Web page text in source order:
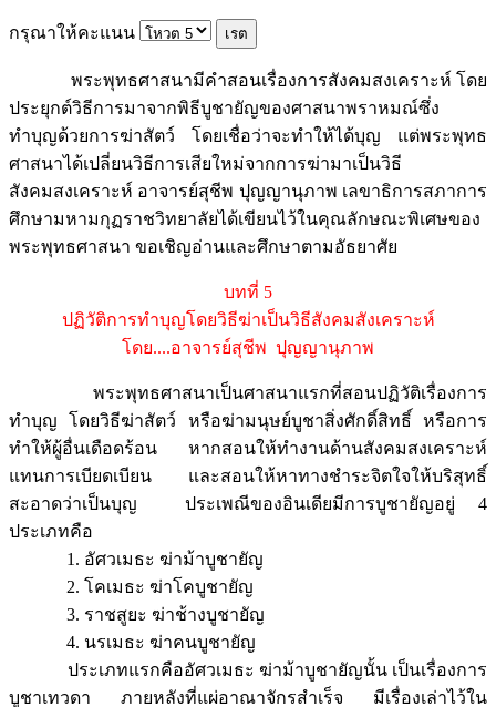
กรุณาให้คะแนน
พระพุทธศาสนามีคำสอนเรื่องการสังคมสงเคราะห์ โดย
ประยุกต์วิธีการมาจากพิธีบูชายัญของศาสนาพราหมณ์ซึ่ง
ทำบุญด้วยการฆ่าสัตว์ โดยเชื่อว่าจะทำให้ได้บุญ แต่พระพุทธ
ศาสนาได้เปลี่ยนวิธีการเสียใหม่จากการฆ่ามาเป็นวิธี
สังคมสงเคราะห์ อาจารย์สุชีพ ปุญญานุภาพ เลขาธิการสภาการ
ศึกษามหามกุฏราชวิทยาลัยได้เขียนไว้ในคุณลักษณะพิเศษของ
พระพุทธศาสนา ขอเชิญอ่านและศึกษาตามอัธยาศัย
บทที่ 5
ปฏิวัติการทำบุญโดยวิธีฆ่าเป็นวิธีสังคมสังเคราะห์
โดย....อาจารย์สุชีพ ปุญญานุภาพ
พระพุทธศาสนาเป็นศาสนาแรกที่สอนปฏิวัติเรื่องการ
ทำบุญ โดยวิธีฆ่าสัตว์ หรือฆ่ามนุษย์บูชาสิ่งศักดิ์สิทธิ์ หรือการ
ทำให้ผู้อื่นเดือดร้อน หากสอนให้ทำงานด้านสังคมสงเคราะห์
แทนการเบียดเบียน และสอนให้หาทางชำระจิตใจให้บริสุทธิ์
สะอาดว่าเป็นบุญ ประเพณีของอินเดียมีการบูชายัญอยู่ 4
ประเภทคือ
1. อัศวเมธะ ฆ่าม้าบูชายัญ
2. โคเมธะ ฆ่าโคบูชายัญ
3. ราชสูยะ ฆ่าช้างบูชายัญ
4. นรเมธะ ฆ่าคนบูชายัญ
ประเภทแรกคืออัศวเมธะ ฆ่าม้าบูชายัญนั้น เป็นเรื่องการ
บูชาเทวดา ภายหลังที่แผ่อาณาจักรสำเร็จ มีเรื่องเล่าไว้ใน